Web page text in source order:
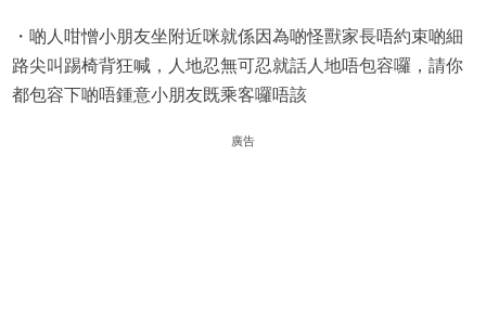
・啲人咁憎小朋友坐附近咪就係因為啲怪獸家長唔約束啲細
路尖叫踢椅背狂喊，人地忍無可忍就話人地唔包容囉，請你
都包容下啲唔鍾意小朋友既乘客囉唔該
廣告